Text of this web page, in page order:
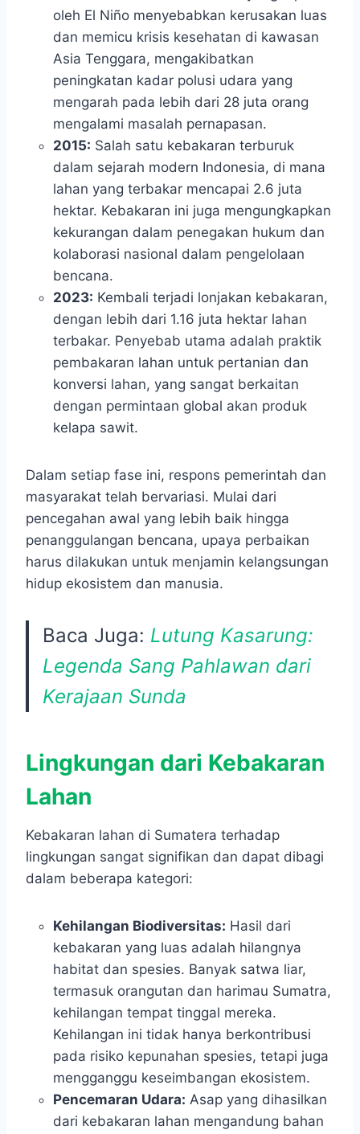
oleh El Niño menyebabkan kerusakan luas
dan memicu krisis kesehatan di kawasan
Asia Tenggara, mengakibatkan
peningkatan kadar polusi udara yang
mengarah pada lebih dari 28 juta orang
mengalami masalah pernapasan.
2015: Salah satu kebakaran terburuk
dalam sejarah modern Indonesia, di mana
lahan yang terbakar mencapai 2.6 juta
hektar. Kebakaran ini juga mengungkapkan
kekurangan dalam penegakan hukum dan
kolaborasi nasional dalam pengelolaan
bencana.
2023: Kembali terjadi lonjakan kebakaran,
dengan lebih dari 1.16 juta hektar lahan
terbakar. Penyebab utama adalah praktik
pembakaran lahan untuk pertanian dan
konversi lahan, yang sangat berkaitan
dengan permintaan global akan produk
kelapa sawit.
Dalam setiap fase ini, respons pemerintah dan
masyarakat telah bervariasi. Mulai dari
pencegahan awal yang lebih baik hingga
penanggulangan bencana, upaya perbaikan
harus dilakukan untuk menjamin kelangsungan
hidup ekosistem dan manusia.
Baca Juga: Lutung Kasarung:
Legenda Sang Pahlawan dari
Kerajaan Sunda
Lingkungan dari Kebakaran
Lahan
Kebakaran lahan di Sumatera terhadap
lingkungan sangat signifikan dan dapat dibagi
dalam beberapa kategori:
Kehilangan Biodiversitas: Hasil dari
kebakaran yang luas adalah hilangnya
habitat dan spesies. Banyak satwa liar,
termasuk orangutan dan harimau Sumatra,
kehilangan tempat tinggal mereka.
Kehilangan ini tidak hanya berkontribusi
pada risiko kepunahan spesies, tetapi juga
mengganggu keseimbangan ekosistem.
Pencemaran Udara: Asap yang dihasilkan
dari kebakaran lahan mengandung bahan